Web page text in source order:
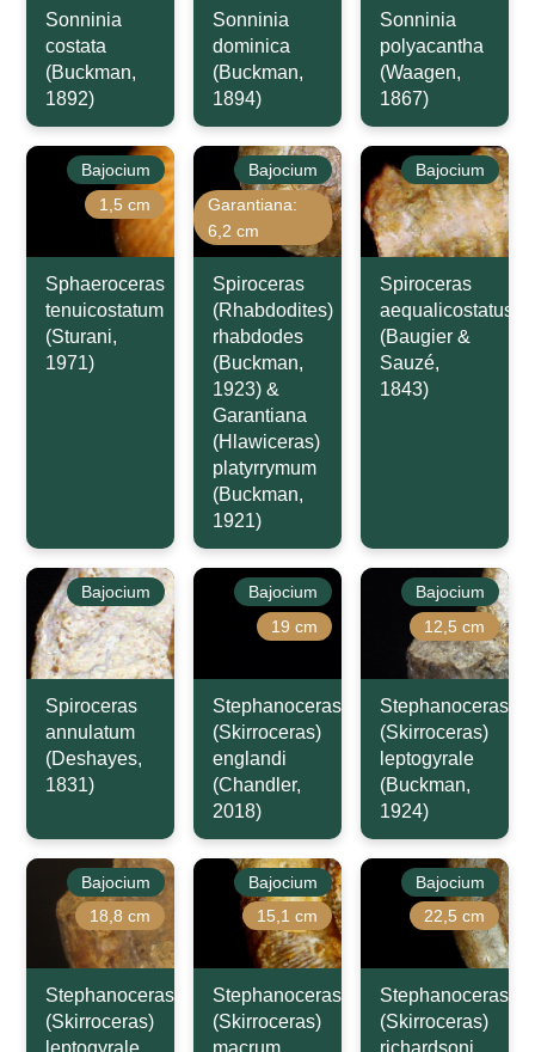
Sonninia
costata
(Buckman,
1892)
Sonninia
dominica
(Buckman,
1894)
Sonninia
polyacantha
(Waagen,
1867)
Bajocium
1,5 cm
Sphaeroceras
tenuicostatum
(Sturani,
1971)
Bajocium
Garantiana:
6,2 cm
Spiroceras
(Rhabdodites)
rhabdodes
(Buckman,
1923) &
Garantiana
(Hlawiceras)
platyrrymum
(Buckman,
1921)
Bajocium
Spiroceras
aequalicostatus
(Baugier &
Sauzé,
1843)
Bajocium
Spiroceras
annulatum
(Deshayes,
1831)
Bajocium
19 cm
Stephanoceras
(Skirroceras)
englandi
(Chandler,
2018)
Bajocium
12,5 cm
Stephanoceras
(Skirroceras)
leptogyrale
(Buckman,
1924)
Bajocium
18,8 cm
Stephanoceras
(Skirroceras)
Bajocium
15,1 cm
Stephanoceras
(Skirroceras)
Bajocium
22,5 cm
Stephanoceras
(Skirroceras)